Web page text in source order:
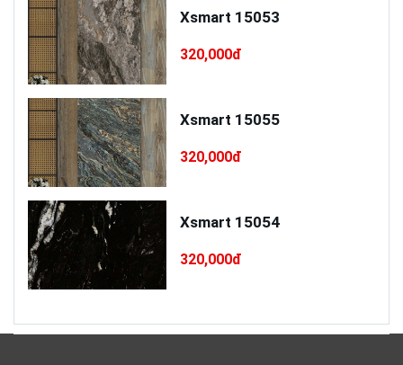
Xsmart 15053
320,000đ
Xsmart 15055
320,000đ
Xsmart 15054
320,000đ